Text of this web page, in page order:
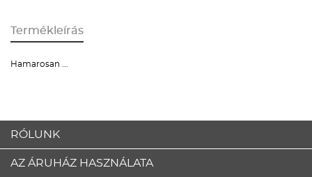
Termékleírás
Hamarosan ...
RÓLUNK
AZ ÁRUHÁZ HASZNÁLATA